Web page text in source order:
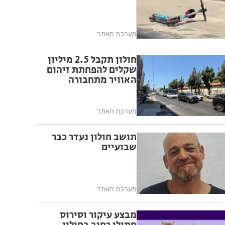
מערכת האתר
חולון תקבל 2.5 מיליון
שקלים להפחתת זיהום
האוויר מתחבורה
מערכת האתר
תושב חולון נעדר כבר
שבועיים
מערכת האתר
מבצע עיקור וסירוס